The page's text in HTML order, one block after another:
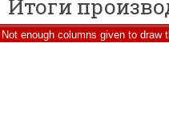
Итоги
Not enough columns given to draw